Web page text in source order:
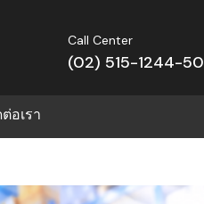
Call Center
(02) 515-1244-50
อเรา